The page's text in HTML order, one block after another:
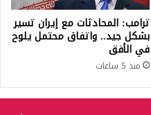
ترامب: المحادثات مع إيران تسير
بشكل جيد.. واتفاق محتمل يلوح
في الأفق
منذ 5 ساعات